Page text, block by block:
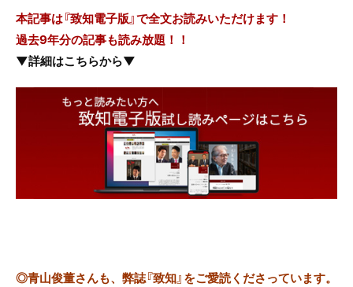
本記事は『致知電子版』で全文お読みいただけます！
過去9年分の記事も読み放題！！
▼詳細はこちらから▼
◎青山俊董さんも、弊誌『致知』をご愛読くださっています。